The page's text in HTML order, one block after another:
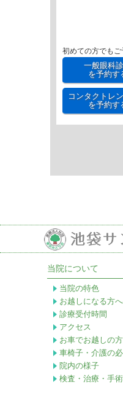
初めての方でもご
一般眼科
を予約す
コンタクトレ
を予約す
当院について
当院の特色
お越しになる方
診療受付時間
アクセス
お車でお越しの方
車椅子・介護の
院内の様子
検査・治療・手